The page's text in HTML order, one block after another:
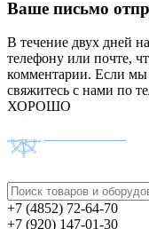
Ваше письмо
В течение двух дней
телефону или почте,
комментарии. Если мы
свяжитесь с нами по
ХОРОШО
+7 (4852) 72-64-70
+7 (920) 147-01-30